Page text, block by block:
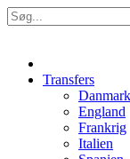
Transfers
Danmark
England
Frankrig
Italien